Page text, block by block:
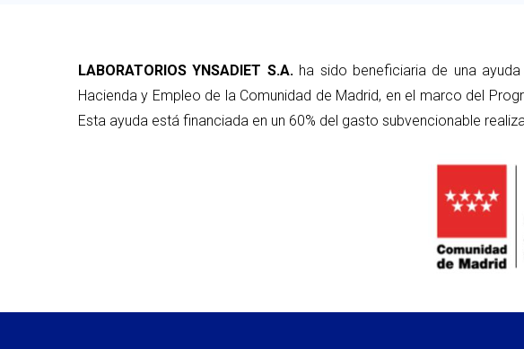
LABORATORIOS YNSADIET S.A. ha sido beneficiaria de una
Hacienda y Empleo de la Comunidad de Madrid, en el marco del
Esta ayuda está financiada en un 60% del gasto subvencionable